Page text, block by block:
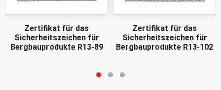
Zertifikat für das
Sicherheitszeichen für
Bergbauprodukte R13-89
Zertifikat für das
Sicherheitszeichen für
Bergbauprodukte R13-102